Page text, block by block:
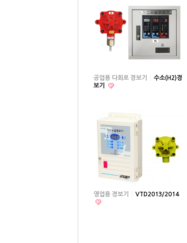
공업용 다회로 경보기
수소(H2)경
보기
영업용 경보기 VTD2013/2014